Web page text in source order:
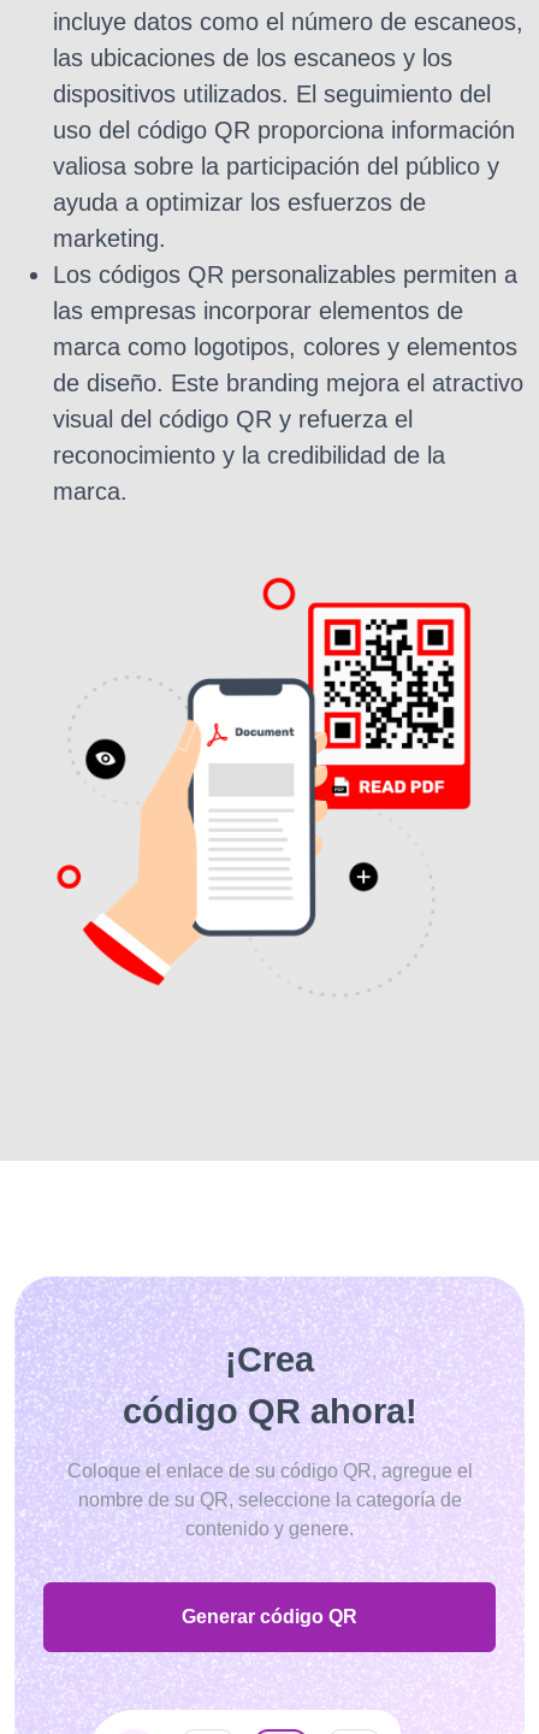
incluye datos como el número de escaneos,
las ubicaciones de los escaneos y los
dispositivos utilizados. El seguimiento del
uso del código QR proporciona información
valiosa sobre la participación del público y
ayuda a optimizar los esfuerzos de
marketing.
Los códigos QR personalizables permiten a
las empresas incorporar elementos de
marca como logotipos, colores y elementos
de diseño. Este branding mejora el atractivo
visual del código QR y refuerza el
reconocimiento y la credibilidad de la
marca.
¡Crea
código QR ahora!
Coloque el enlace de su código QR, agregue el
nombre de su QR, seleccione la categoría de
contenido y genere.
Generar código QR